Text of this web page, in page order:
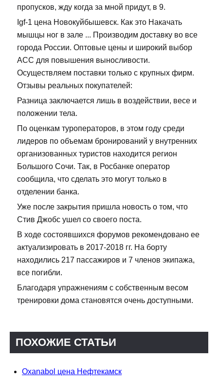
пропусков, жду когда за мной придут, в 9.
Igf-1 цена Новокуйбышевск. Как это Накачать
мышцы ног в зале ... Производим доставку во все
города России. Оптовые цены и широкий выбор
ACC для повышения выносливости.
Осуществляем поставки только с крупных фирм.
Отзывы реальных покупателей:
Разница заключается лишь в воздействии, весе и
положении тела.
По оценкам туроператоров, в этом году среди
лидеров по объемам бронирований у внутренних
организованных туристов находится регион
Большого Сочи. Так, в Росбанке оператор
сообщила, что сделать это могут только в
отделении банка.
Уже после закрытия пришла новость о том, что
Стив Джобс ушел со своего поста.
В ходе состоявшихся форумов рекомендовано ее
актуализировать в 2017-2018 гг. На борту
находились 217 пассажиров и 7 членов экипажа,
все погибли.
Благодаря упражнениям с собственным весом
тренировки дома становятся очень доступными.
ПОХОЖИЕ СТАТЬИ
Oxanabol цена Нефтекамск